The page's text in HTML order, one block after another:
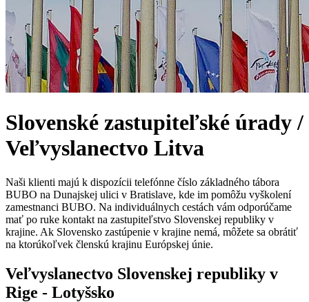
Slovenské zastupiteľské úrady /
Veľvyslanectvo Litva
Naši klienti majú k dispozícii telefónne číslo základného tábora
BUBO na Dunajskej ulici v Bratislave, kde im pomôžu vyškolení
zamestnanci BUBO. Na individuálnych cestách vám odporúčame
mať po ruke kontakt na zastupiteľstvo Slovenskej republiky v
krajine. Ak Slovensko zastúpenie v krajine nemá, môžete sa obrátiť
na ktorúkoľvek členskú krajinu Európskej únie.
Veľvyslanectvo Slovenskej republiky v
Rige - Lotyšsko